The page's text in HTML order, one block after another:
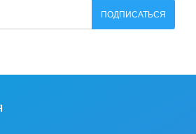
ПОДПИСАТЬСЯ